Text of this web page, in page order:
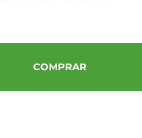
COMPRAR